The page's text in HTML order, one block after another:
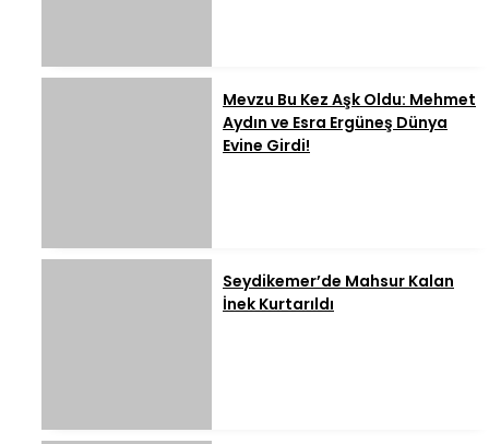
Mevzu Bu Kez Aşk Oldu: Mehmet
Aydın ve Esra Ergüneş Dünya
Evine Girdi!
Seydikemer’de Mahsur Kalan
İnek Kurtarıldı